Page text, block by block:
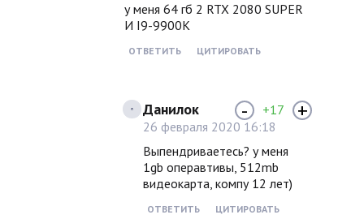
у меня 64 гб 2 RTX 2080 SUPER
И I9-9900K
ОТВЕТИТЬ ЦИТИРОВАТЬ
Данилок
26 февраля 2020 16:18
Выпендриваетесь? у меня
1gb операвтивы, 512mb
видеокарта, компу 12 лет)
ОТВЕТИТЬ ЦИТИРОВАТЬ
- +17 +